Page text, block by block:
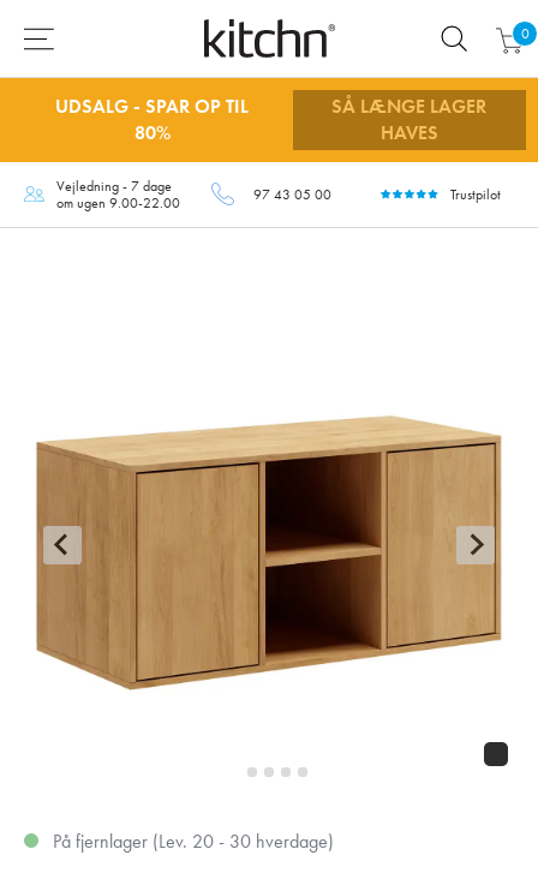
0
UDSALG - SPAR OP TIL
80%
SÅ LÆNGE LAGER
HAVES
Vejledning - 7 dage
om ugen 9.00-22.00
97 43 05 00 Trustpilot
På fjernlager (Lev. 20 - 30 hverdage)